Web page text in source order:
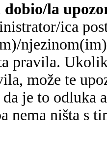
dobio/la
ica
pravila.
može te
je to odluka
nema ništa s